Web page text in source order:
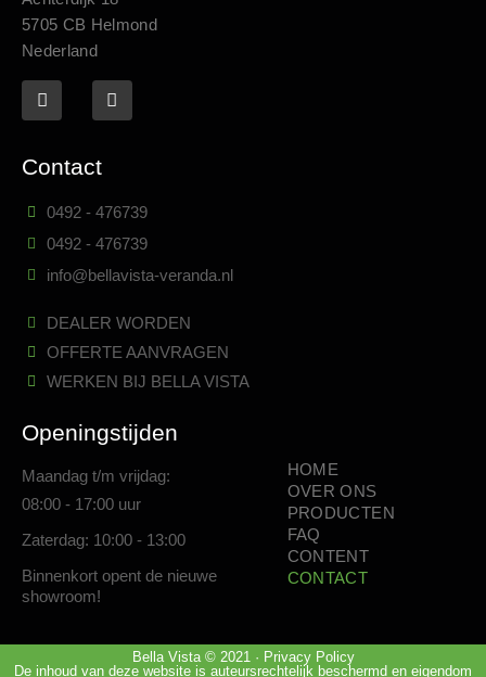
5705 CB Helmond
Nederland
Contact
0492 - 476739
0492 - 476739
info@bellavista-veranda.nl
DEALER WORDEN
OFFERTE AANVRAGEN
WERKEN BIJ BELLA VISTA
Openingstijden
Maandag t/m vrijdag:
08:00 - 17:00 uur
Zaterdag: 10:00 - 13:00
Binnenkort opent de nieuwe
showroom!
HOME
OVER ONS
PRODUCTEN
FAQ
CONTENT
CONTACT
Bella Vista © 2021 · Privacy Policy
De inhoud van deze website is auteursrechtelijk beschermd en eigendom